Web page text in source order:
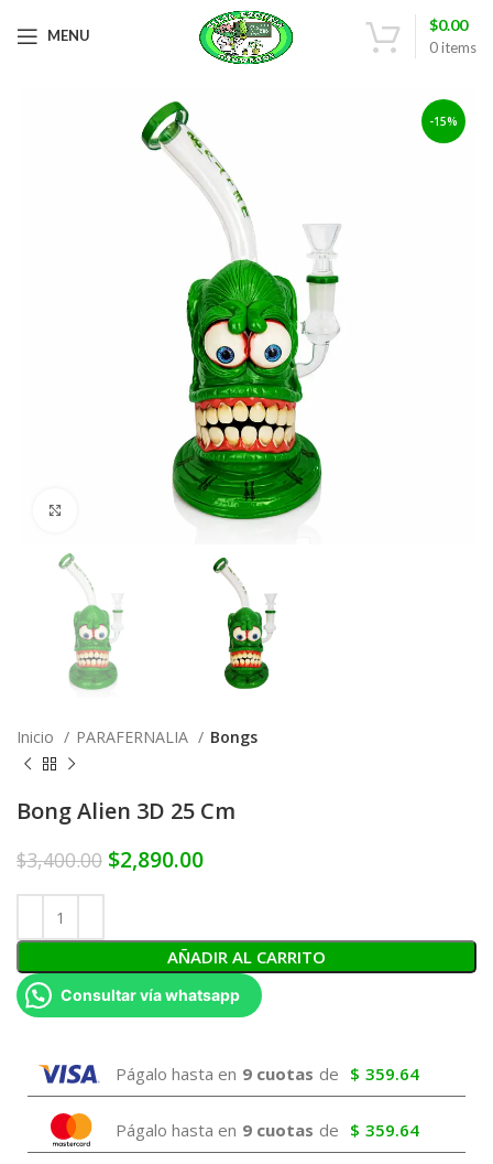
MENU
0items
$0.00
-15%
Click to enlarge
Inicio PARAFERNALIA Bongs
Bong Alien 3D 25 Cm
$3,400.00 $2,890.00
AÑADIR AL CARRITO
Consultar vía whatsapp
Págalo hasta en 9 cuotas de $ 359.64
Págalo hasta en 9 cuotas de $ 359.64